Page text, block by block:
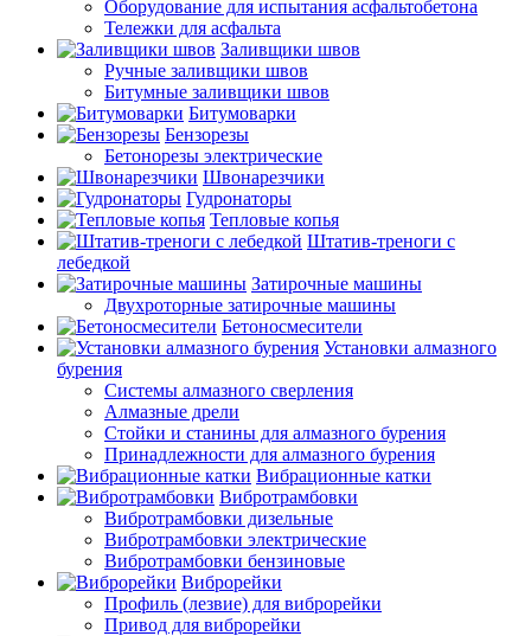
Оборудование для испытания асфальтобетона
Тележки для асфальта
Заливщики швов
Ручные заливщики швов
Битумные заливщики швов
Битумоварки
Бензорезы
Бетонорезы электрические
Швонарезчики
Гудронаторы
Тепловые копья
Штатив-треноги с
лебедкой
Затирочные машины
Двухроторные затирочные машины
Бетоносмесители
Установки алмазного
бурения
Системы алмазного сверления
Алмазные дрели
Стойки и станины для алмазного бурения
Принадлежности для алмазного бурения
Вибрационные катки
Вибротрамбовки
Вибротрамбовки дизельные
Вибротрамбовки электрические
Вибротрамбовки бензиновые
Виброрейки
Профиль (лезвие) для виброрейки
Привод для виброрейки